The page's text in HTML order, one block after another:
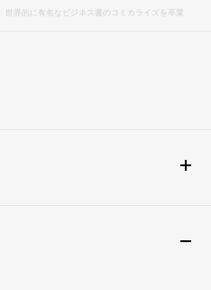
世界的に有名なビジネス書のコミカライズを卒業